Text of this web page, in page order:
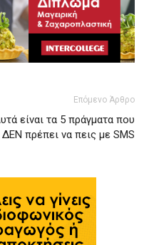
Επόμενο Άρθρο
είναι τα 5 πράγματα που
ΔΕΝ πρέπει να πεις με SMS